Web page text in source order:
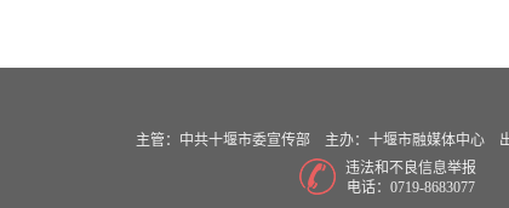
主管：中共十堰市委宣传部 主办：十堰市融媒体中心
违法和不良信息举报
电话：0719-8683077